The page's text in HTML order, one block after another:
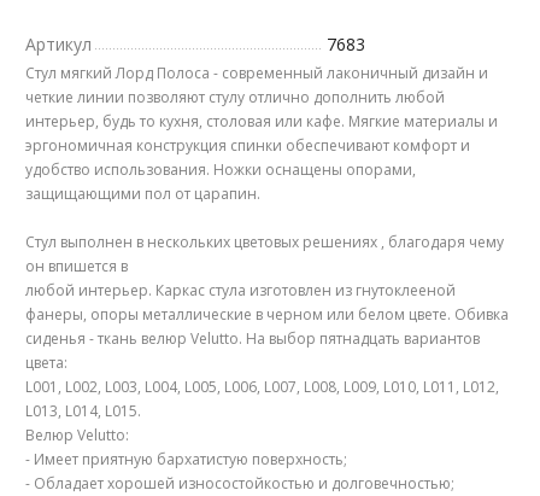
Артикул 7683
Стул мягкий Лорд Полоса - современный лаконичный дизайн и
четкие линии позволяют стулу отлично дополнить любой
интерьер, будь то кухня, столовая или кафе. Мягкие материалы и
эргономичная конструкция спинки обеспечивают комфорт и
удобство использования. Ножки оснащены опорами,
защищающими пол от царапин.
Стул выполнен в нескольких цветовых решениях , благодаря чему
он впишется в
любой интерьер. Каркас стула изготовлен из гнутоклееной
фанеры, опоры металлические в черном или белом цвете. Обивка
сиденья - ткань велюр Velutto. На выбор пятнадцать вариантов
цвета:
L001, L002, L003, L004, L005, L006, L007, L008, L009, L010, L011, L012,
L013, L014, L015.
Велюр Velutto:
- Имеет приятную бархатистую поверхность;
- Обладает хорошей износостойкостью и долговечностью;